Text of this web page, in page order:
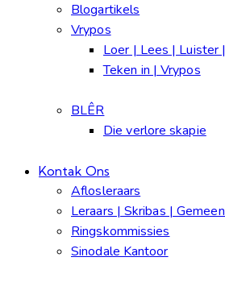
Blogartikels
Vrypos
Loer | Lees | Luister
Teken in | Vrypos
BLÊR
Die verlore skapie
Kontak Ons
Aflosleraars
Leraars | Skribas |
Ringskommissies
Sinodale Kantoor